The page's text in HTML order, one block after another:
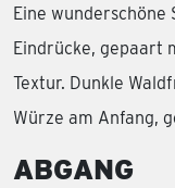
Eine
Eindrücke, gepaart
Textur. Dunkle
Würze am Anfang,
ABGANG